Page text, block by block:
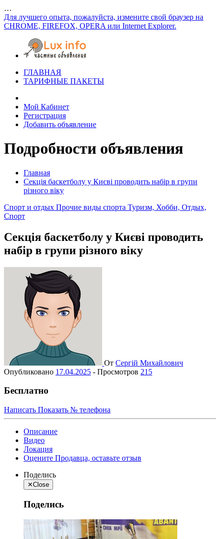
…
Для лучшего опыта, пожалуйста, измените свой браузер на
CHROME, FIREFOX, OPERA или Internet Explorer.
ГЛАВНАЯ
ТАРИФНЫЕ ПАКЕТЫ
Мой Кабинет
Регистрация
Добавить объявление
Подробности объявления
Главная
Секція баскетболу у Києві проводить набір в групи
різного віку
Спорт и отдых Прочие виды спорта Туризм, Хобби, Отдых,
Спорт
Секція баскетболу у Києві проводить
набір в групи різного віку
От Сергій Михайлович
Опубликовано 17.04.2025 - Просмотров 215
Бесплатно
Написать Показать № телефона
Описание
Видео
Локация
Оцените Продавца, оставьте отзыв
Поделись
✕Close
Поделись